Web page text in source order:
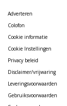
Adverteren
Colofon
Cookie informatie
Cookie Instellingen
Privacy beleid
Disclaimer/vrijwaring
Leveringsvoorwaarden
Gebruiksvoorwaarden